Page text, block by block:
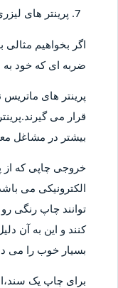
پرینتر های
اگر بخواهیم مثالی
ضربه ای که خود به
قرار می
بیشتر در مشاغل
خروجی چاپی که
الکترونیکی می
توانند چاپ رنگی
بسیار خوب را می
برای چاپ یک